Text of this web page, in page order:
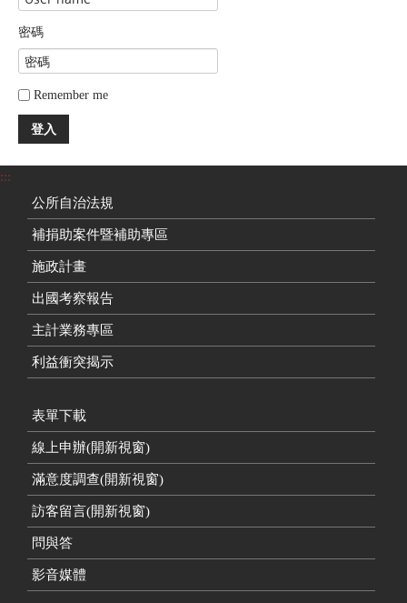
密碼
Remember me
登入
:::
公所自治法規
補捐助案件暨補助專區
施政計畫
出國考察報告
主計業務專區
利益衝突揭示
表單下載
線上申辦(開新視窗)
滿意度調查(開新視窗)
訪客留言(開新視窗)
問與答
影音媒體